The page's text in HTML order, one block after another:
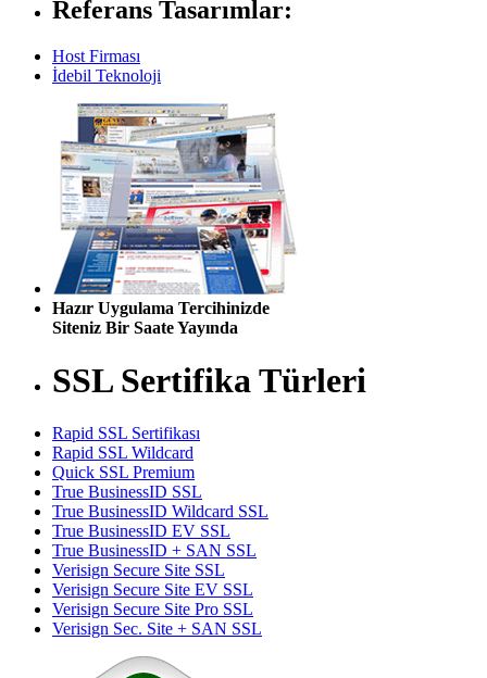
Referans Tasarımlar:
Host Firması
İdebil Teknoloji
Hazır Uygulama Tercihinizde
Siteniz Bir Saate Yayında
SSL Sertifika Türleri
Rapid SSL Sertifikası
Rapid SSL Wildcard
Quick SSL Premium
True BusinessID SSL
True BusinessID Wildcard SSL
True BusinessID EV SSL
True BusinessID + SAN SSL
Verisign Secure Site SSL
Verisign Secure Site EV SSL
Verisign Secure Site Pro SSL
Verisign Sec. Site + SAN SSL